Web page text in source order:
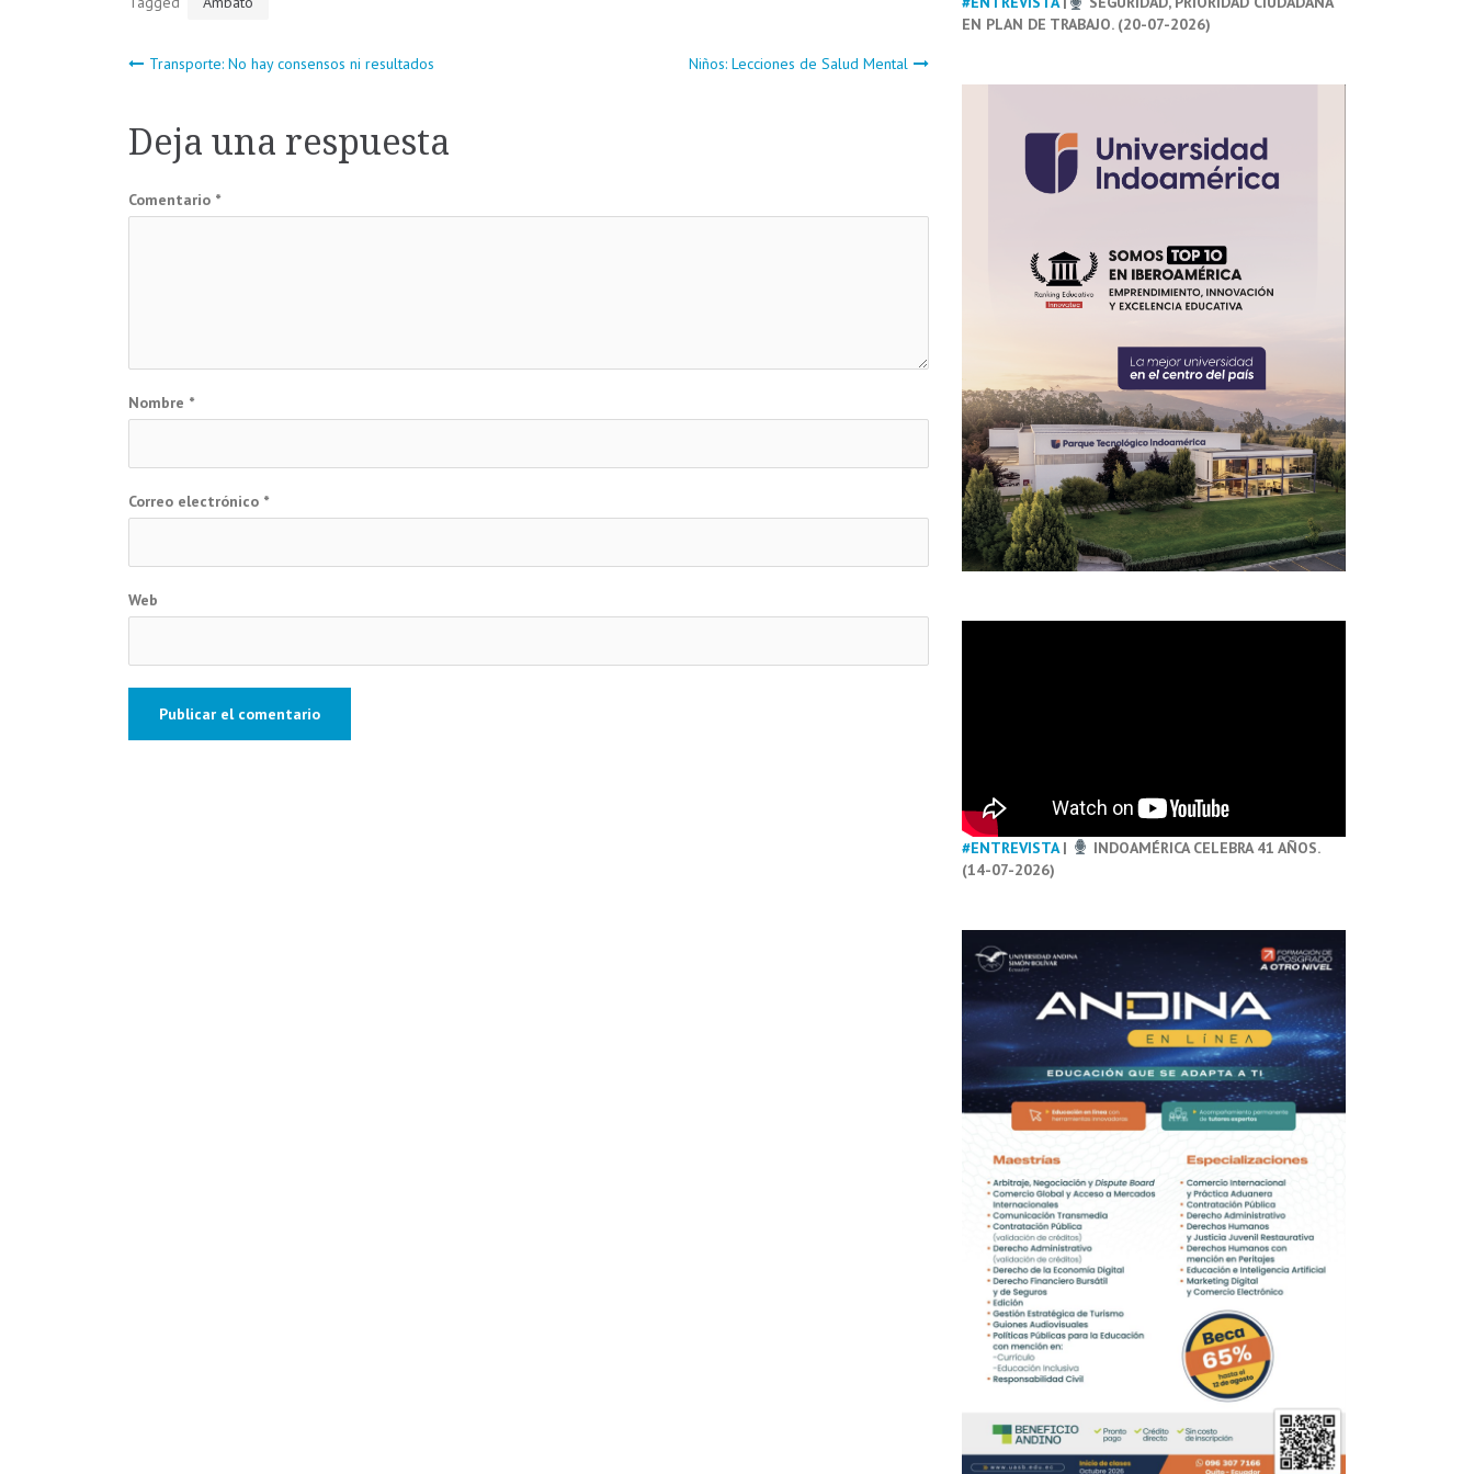
Navegación
de
entradas
Transporte: No hay consensos ni resultados Niños: Lecciones de Salud Mental
Deja una respuesta
Comentario *
Nombre *
Correo electrónico *
Web
EN PLAN DE TRABAJO. (20-07-2026)
#ENTREVISTA|
INDOAMÉRICA CELEBRA 41 AÑOS.
(14-07-2026)